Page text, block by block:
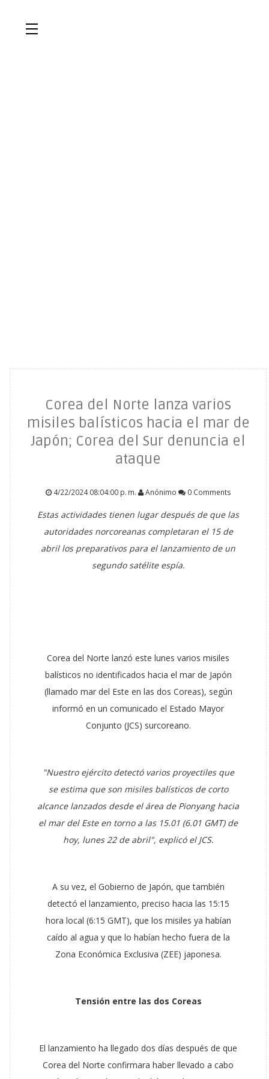
Corea del Norte lanza varios
misiles balísticos hacia el mar de
Japón; Corea del Sur denuncia el
ataque
4/22/2024 08:04:00 p. m. Anónimo 0 Comments
Estas actividades tienen lugar después de que las
autoridades norcoreanas completaran el 15 de
abril los preparativos para el lanzamiento de un
segundo satélite espía.
Corea del Norte lanzó este lunes varios misiles
balísticos no identificados hacia el mar de Japón
(llamado mar del Este en las dos Coreas), según
informó en un comunicado el Estado Mayor
Conjunto (JCS) surcoreano.
"Nuestro ejército detectó varios proyectiles que
se estima que son misiles balísticos de corto
alcance lanzados desde el área de Pionyang hacia
el mar del Este en torno a las 15.01 (6.01 GMT) de
hoy, lunes 22 de abril", explicó el JCS.
A su vez, el Gobierno de Japón, que también
detectó el lanzamiento, preciso hacia las 15:15
hora local (6:15 GMT), que los misiles ya habían
caído al agua y que lo habían hecho fuera de la
Zona Económica Exclusiva (ZEE) japonesa.
Tensión entre las dos Coreas
El lanzamiento ha llegado dos días después de que
Corea del Norte confirmara haber llevado a cabo